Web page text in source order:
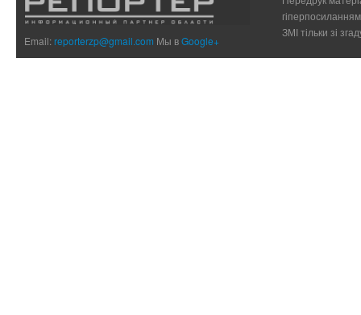
Email:reporterzp@gmail.com Мы вGoogle+
ЗМІ тільки зі